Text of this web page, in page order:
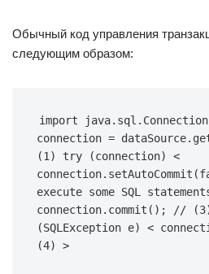
Обычный код управления
следующим образом:
import
connection =
(1) try (connection) <
execute some SQL
connection.commit(); //
(SQLException e) <
(4) >